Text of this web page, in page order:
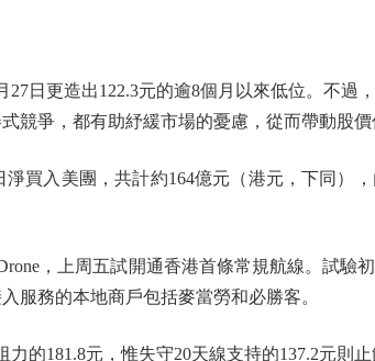
更造出122.3元的逾8個月以來低位。不過
競爭，都有助紓緩市場的憂慮，從而帶動股價
入美團，共計約164億元（港元，下同）
，上周五試開通香港首條常規航線。試驗
服務的本地商戶包括麥當勞和必勝客。
181.8元，惟失守20天線支持的137.2元則止